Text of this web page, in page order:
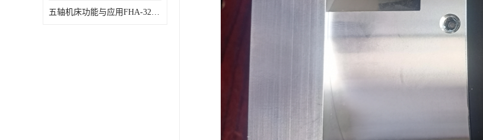
五轴机床功能与应用FHA-32C-50-US250